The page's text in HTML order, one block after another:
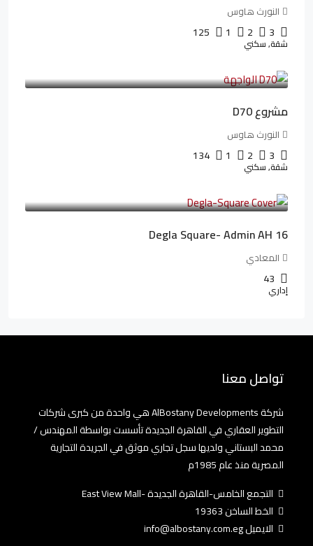
النورث هاوس
3
2
1
125
شقة, سكني
3,510,800LE
مشروع D70
النورث هاوس
3
2
1
134
شقة, سكني
3,010,000LE
Degla Square- Admin AH 16
المعادي
43
إداري
تواصل معنا
شركة AlBostany Developments هي واحدة من كبرى شركات
التطوير العقاري في القاهرة الجديدة تأسست بواسطة المهندس /
محمد البستاني ولديها سجل تجاري موثق في الجريدة التجارية
المصرية منذ عام 1985م
التجمع الخامس-القاهرة الجديدة -East View Mall
الخط الساخن 19363
الايميل info@albostany.com.eg